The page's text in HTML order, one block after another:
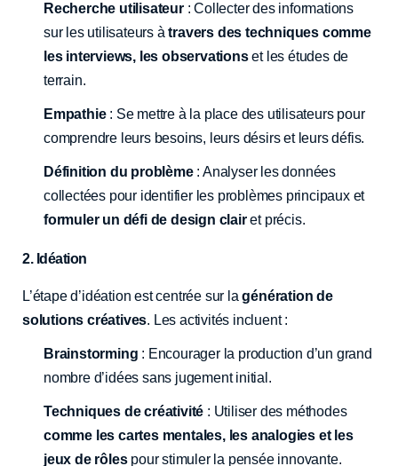
Recherche utilisateur: Collecter des informations
sur les utilisateurs à travers des techniques comme
les interviews, les observationset les études de
terrain.
Empathie: Se mettre à la place des utilisateurs pour
comprendre leurs besoins, leurs désirs et leurs défis.
Définition du problème: Analyser les données
collectées pour identifier les problèmes principaux et
formuler un défi de design clairet précis.
2. Idéation
L’étape d’idéation est centrée sur lagénération de
solutions créatives. Les activités incluent :
Brainstorming : Encourager la production d’un grand
nombre d’idées sans jugement initial.
Techniques de créativité : Utiliser des méthodes
comme les cartes mentales, les analogies et les
jeux de rôlespour stimuler la pensée innovante.